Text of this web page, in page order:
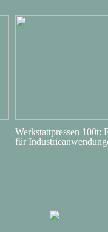
Werkstattpressen 100t:
für